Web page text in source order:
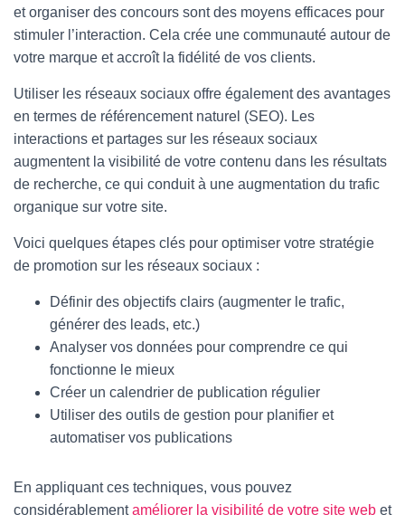
et organiser des concours sont des moyens efficaces pour
stimuler l’interaction. Cela crée une communauté autour de
votre marque et accroît la fidélité de vos clients.
Utiliser les réseaux sociaux offre également des avantages
en termes de référencement naturel (SEO). Les
interactions et partages sur les réseaux sociaux
augmentent la visibilité de votre contenu dans les résultats
de recherche, ce qui conduit à une augmentation du trafic
organique sur votre site.
Voici quelques étapes clés pour optimiser votre stratégie
de promotion sur les réseaux sociaux :
Définir des objectifs clairs (augmenter le trafic,
générer des leads, etc.)
Analyser vos données pour comprendre ce qui
fonctionne le mieux
Créer un calendrier de publication régulier
Utiliser des outils de gestion pour planifier et
automatiser vos publications
En appliquant ces techniques, vous pouvez
considérablementaméliorer la visibilité de votre site web et